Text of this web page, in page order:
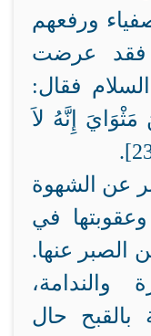
ورفعهم
فقد عرضت
فقال:
إِنَّهُ لاَ
عن الشهوة
في
الصبر عنها.
بالقبح حال